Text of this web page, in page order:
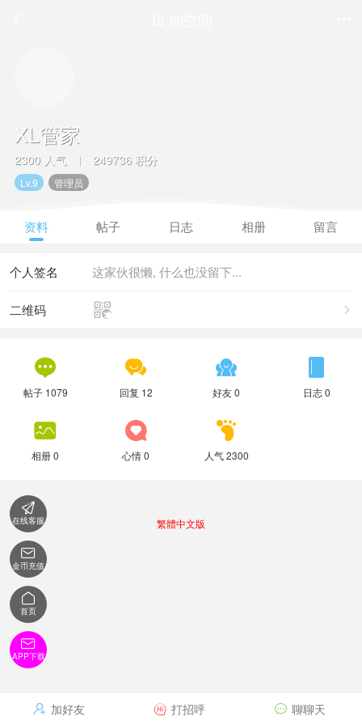
XL管家
2300 人气 | 249736 积分
Lv.9 管理员
资料 帖子 日志 相册 留言
这家伙很懒, 什么也没留下...
个人签名


二维码

帖子 1079

回复 12

好友 0

日志 0

相册 0

心情 0

人气 2300
 加好友  打招呼  聊聊天
繁體中文版

在线客服

金币充值

首页

APP下载